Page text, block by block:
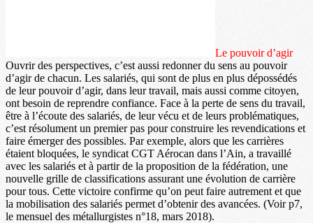
Le pouvoir d’agir
Ouvrir des perspectives, c’est aussi redonner du sens au pouvoir
d’agir de chacun. Les salariés, qui sont de plus en plus dépossédés
de leur pouvoir d’agir, dans leur travail, mais aussi comme citoyen,
ont besoin de reprendre confiance. Face à la perte de sens du travail,
être à l’écoute des salariés, de leur vécu et de leurs problématiques,
c’est résolument un premier pas pour construire les revendications et
faire émerger des possibles. Par exemple, alors que les carrières
étaient bloquées, le syndicat CGT Aérocan dans l’Ain, a travaillé
avec les salariés et à partir de la proposition de la fédération, une
nouvelle grille de classifications assurant une évolution de carrière
pour tous. Cette victoire confirme qu’on peut faire autrement et que
la mobilisation des salariés permet d’obtenir des avancées. (Voir p7,
le mensuel des métallurgistes n°18, mars 2018).